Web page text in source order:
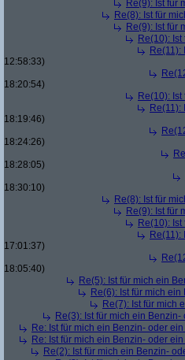
Re(9): Ist für
Re(8): Ist für
Re(9): Ist für
Re(10):
12:58:33)
18:20:54)
Re(10):
18:19:46)
18:24:26)
18:28:05)
18:30:10)
Re(8): Ist für
Re(9): Ist für
Re(10):
17:01:37)
18:05:40)
Re(5): Ist für mich ein
Re(6): Ist für mich
Re(7): Ist für mich
Re(3): Ist für mich ein
Re: Ist für mich ein Benzin- oder
Re: Ist für mich ein Benzin- oder
Re(2): Ist für mich ein Benzin-